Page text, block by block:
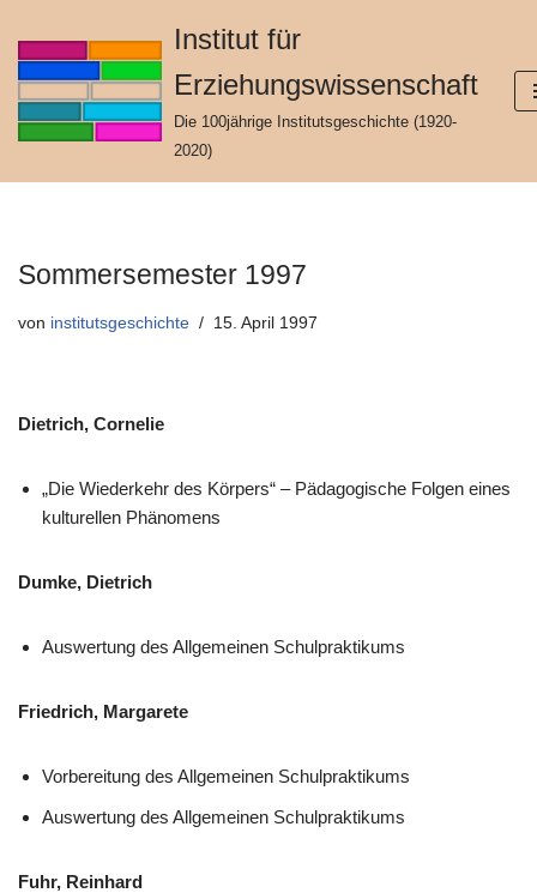
Zum
springen
Institut für
Erziehungswissenschaft
Die 100jährige Institutsgeschichte (1920-
2020)
Sommersemester 1997
von institutsgeschichte 15. April 1997
Dietrich, Cornelie
„Die Wiederkehr des Körpers“ – Pädagogische Folgen eines
kulturellen Phänomens
Dumke, Dietrich
Auswertung des Allgemeinen Schulpraktikums
Friedrich, Margarete
Vorbereitung des Allgemeinen Schulpraktikums
Auswertung des Allgemeinen Schulpraktikums
Fuhr, Reinhard